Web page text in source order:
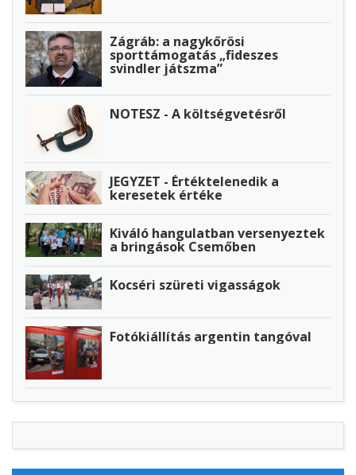
Zágráb: a nagykőrösi
sporttámogatás „fideszes
svindler játszma”
NOTESZ - A költségvetésről
JEGYZET - Értéktelenedik a
keresetek értéke
Kiváló hangulatban versenyeztek
a bringások Csemőben
Kocséri szüreti vigasságok
Fotókiállítás argentin tangóval